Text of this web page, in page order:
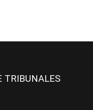
TRIBUNALES